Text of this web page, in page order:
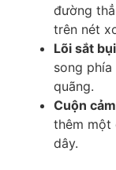
đường
trên nét
Lõi sắt
song
quãng.
Cuộn
thêm một
dây.